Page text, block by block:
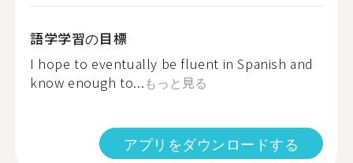
語学学習の目標
I hope to eventually be fluent in Spanish and
know enough to...もっと見る
アプリをダウンロードする